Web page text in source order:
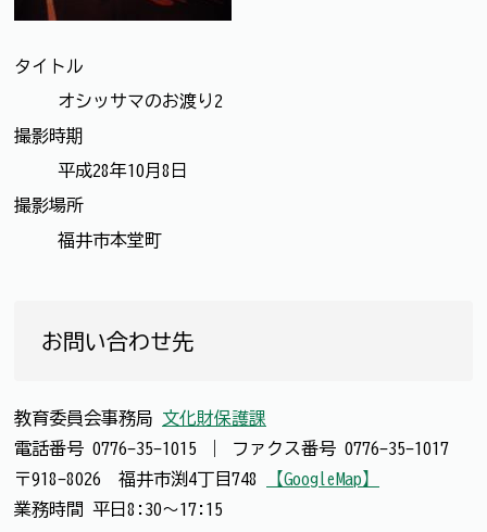
タイトル
オシッサマのお渡り2
撮影時期
平成28年10月8日
撮影場所
福井市本堂町
お問い合わせ先
教育委員会事務局 文化財保護課
電話番号 0776-35-1015 ファクス番号 0776-35-1017
〒918-8026 福井市渕4丁目748
【GoogleMap】
業務時間 平日8:30～17:15